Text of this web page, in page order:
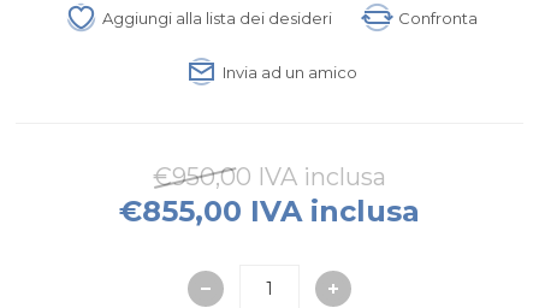
Aggiungi alla lista dei desideri Confronta
Invia ad un amico
€950,00 IVA inclusa
€855,00 IVA inclusa